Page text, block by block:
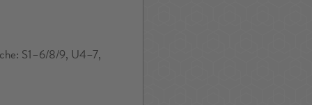
S1–6/8/9, U4–7,